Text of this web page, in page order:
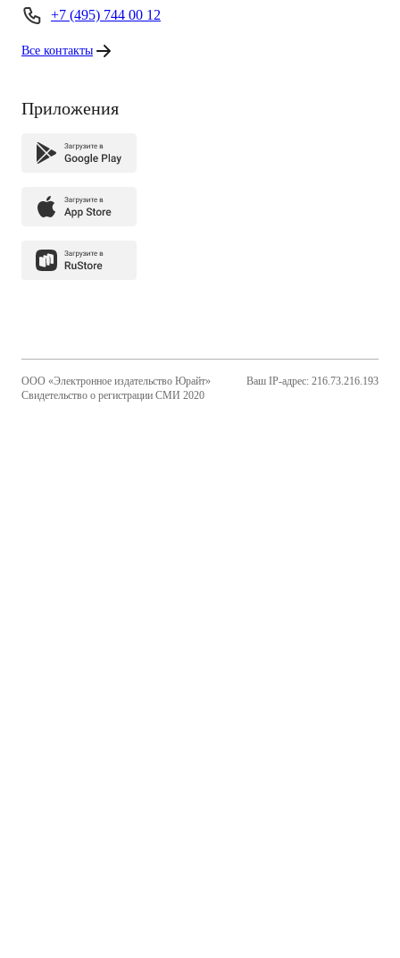
+7 (495) 744 00 12
Все контакты
Приложения
ООО «Электронное издательство Юрайт»
Свидетельство о регистрации СМИ 2020
Ваш IP-адрес: 216.73.216.193